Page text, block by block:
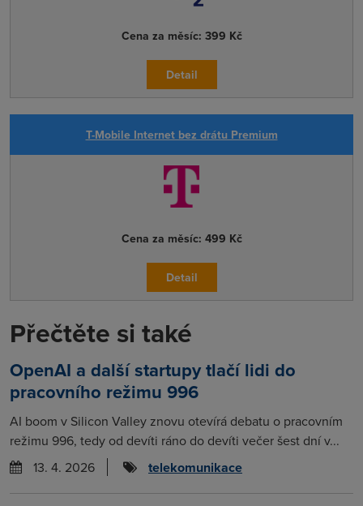
Cena za měsíc: 399 Kč
Detail
T-Mobile Internet bez drátu Premium
Cena za měsíc: 499 Kč
Detail
Přečtěte si také
OpenAI a další startupy tlačí lidi do
pracovního režimu 996
AI boom v Silicon Valley znovu otevírá debatu o pracovním
režimu 996, tedy od devíti ráno do devíti večer šest dní v...
13. 4. 2026
telekomunikace